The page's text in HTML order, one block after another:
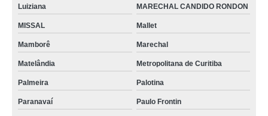
Luiziana MARECHAL CANDIDO RONDON
MISSAL Mallet
Mamborê Marechal
Matelândia Metropolitana de Curitiba
Palmeira Palotina
Paranavaí Paulo Frontin